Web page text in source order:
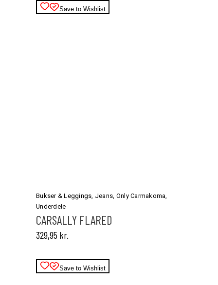
varesiden
Save to Wishlist
flere
varianter.
Mulighederne
kan
varesiden
Bukser & Leggings, Jeans, Only Carmakoma,
Underdele
CARSALLY FLARED
329,95 kr.
Save to Wishlist